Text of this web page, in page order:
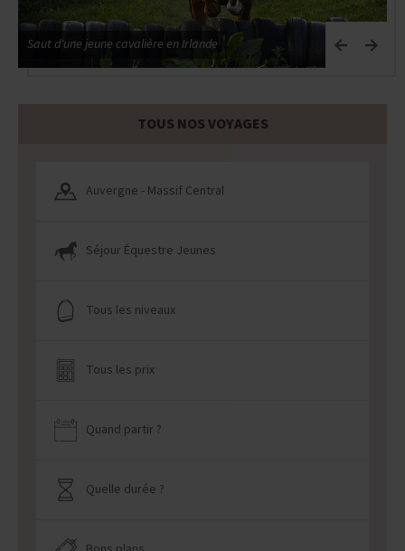
Saut d'une jeune cavalière en Irlande
TOUS NOS VOYAGES
Auvergne - Massif Central
Séjour Équestre Jeunes
Tous les niveaux
Tous les prix
Quand partir ?
Quelle durée ?